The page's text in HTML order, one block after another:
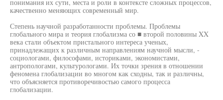
понимания их сути, места и роли в контексте сложных процессов,
качественно меняющих современный мир.
Степень научной разработанности проблемы. Проблемы
глобального мира и теория глобализма со ■ второй половины XX
века стали объектом пристального интереса ученых,
принадлежащих к различным направлениям научной мысли, -
социологами, философами, историками, экономистами,
антропологами, культурологами. Их точки зрения в отношении
феномена глобализации во многом как сходны, так и различны,
что объясняется противоречивостью самого процесса
глобализации.